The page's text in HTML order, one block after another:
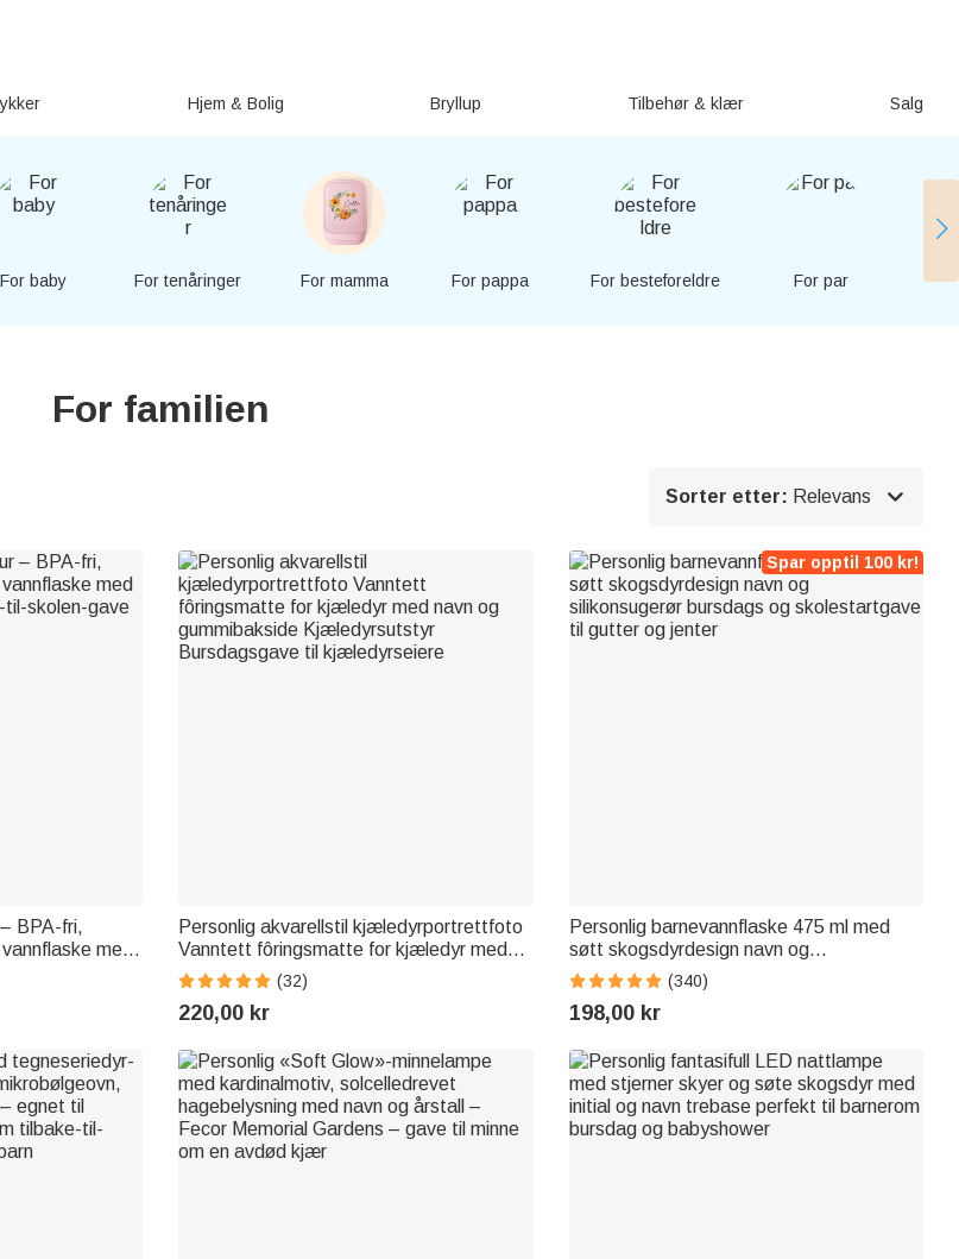
Hjem & Bolig Bryllup Tilbehør & klær Salg
For baby For tenåringer For mamma For pappa For besteforeldre For par For
For familien
Sorter etter: Relevans 
BPA-fri,
med
skolen-gave
Personlig akvarellstil kjæledyrportrettfoto
Vanntett fôringsmatte for kjæledyr med
navn og gummibakside Kjæledyrsutstyr
Bursdagsgave til kjæledyrseiere
(32)
220,00 kr
Spar opptil 100 kr!
Personlig barnevannflaske 475 ml med
søtt skogsdyrdesign navn og
silikonsugerør bursdags og skolestartgave
til gutter og jenter
(340)
198,00 kr